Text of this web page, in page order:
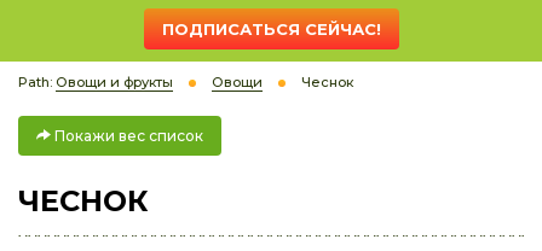
ПОДПИСАТЬСЯ СЕЙЧАС!
Path: Овощи и фрукты Овощи Чеснок
Покажи вес список
ЧЕСНОК